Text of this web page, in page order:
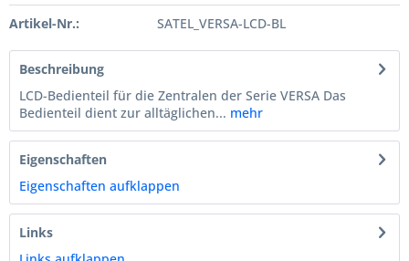
Artikel-Nr.: SATEL_VERSA-LCD-BL
Beschreibung
LCD-Bedienteil für die Zentralen der Serie VERSA Das
Bedienteil dient zur alltäglichen... mehr
Eigenschaften
Eigenschaften aufklappen
Links